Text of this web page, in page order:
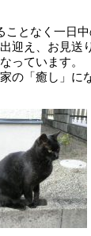
となく一日中
迎え、お見送
っています。
の「癒し」に